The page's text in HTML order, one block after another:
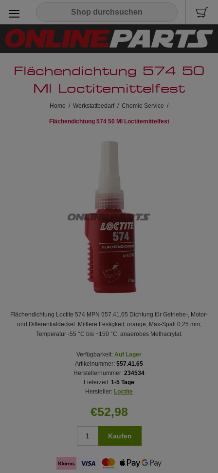
Flächendichtung 574 50
Ml Loctitemittelfest
Home / Werkstattbedarf / Chemie Service /
Flächendichtung 574 50 Ml Loctitemittelfest
Flächendichtung Loctite 574 MPN 557.41.65 Dichtung für Getriebe-, Motor-
und Differentialdeckel. Mittlere Festigkeit, orange, Max-Spalt 0,25 mm,
Temperatur -55 °C bis +150 °C, anaerobes Methacrylat.
Verfügbarkeit: Auf Lager
Artikelnummer: 557.41.65
Herstellernummer: 234534
Lieferzeit: 1-5 Tage
Hersteller: Loctite
€52,98
Kaufen